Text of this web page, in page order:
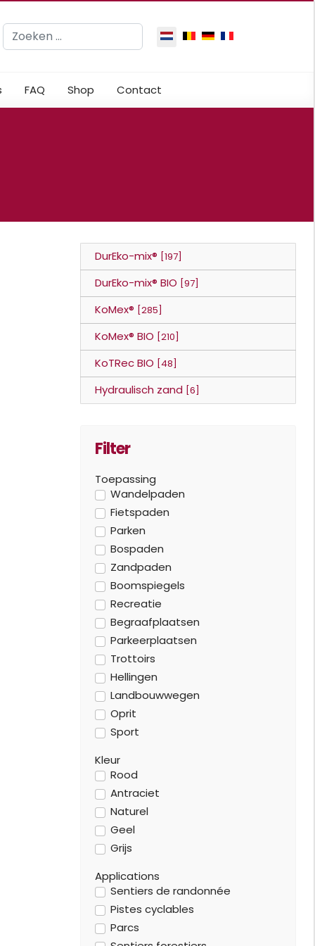
Zoeken Selecteer de taal
FAQ Shop Contact
DurEko-mix® [197]
DurEko-mix® BIO [97]
KoMex® [285]
KoMex® BIO [210]
KoTRec BIO [48]
Hydraulisch zand [6]
Filter
Toepassing
Wandelpaden
Fietspaden
Parken
Bospaden
Zandpaden
Boomspiegels
Recreatie
Begraafplaatsen
Parkeerplaatsen
Trottoirs
Hellingen
Landbouwwegen
Oprit
Sport
Kleur
Rood
Antraciet
Naturel
Geel
Grijs
Applications
Sentiers de randonnée
Pistes cyclables
Parcs